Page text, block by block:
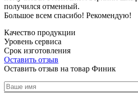
получился отменный.
Большое всем спасибо! Рекомендую!
Качество продукции
Уровень сервиса
Срок изготовления
Оставить отзыв
Оставить отзыв на товар Финик